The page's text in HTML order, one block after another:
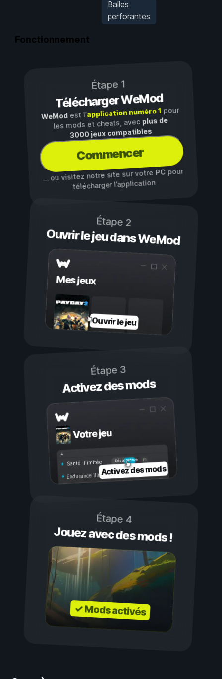
Balles
perforantes
Fonctionnement
Étape 1
Télécharger WeMod
WeModest l’application numéro 1pour
les mods et cheats, avec plus de
3000 jeux compatibles
Commencer
… ou visitez notre site sur votre PCpour
télécharger l’application
Étape 2
Ouvrir le jeu dans WeMod
Mes jeux
Ouvrir le jeu
Étape 3
Activez des mods
Votre jeu
Activé
Désactivé
Santé illimitée
Endurance illimitéeActivez des mods
Étape 4
Jouez avec des mods !
✓ Mods activés